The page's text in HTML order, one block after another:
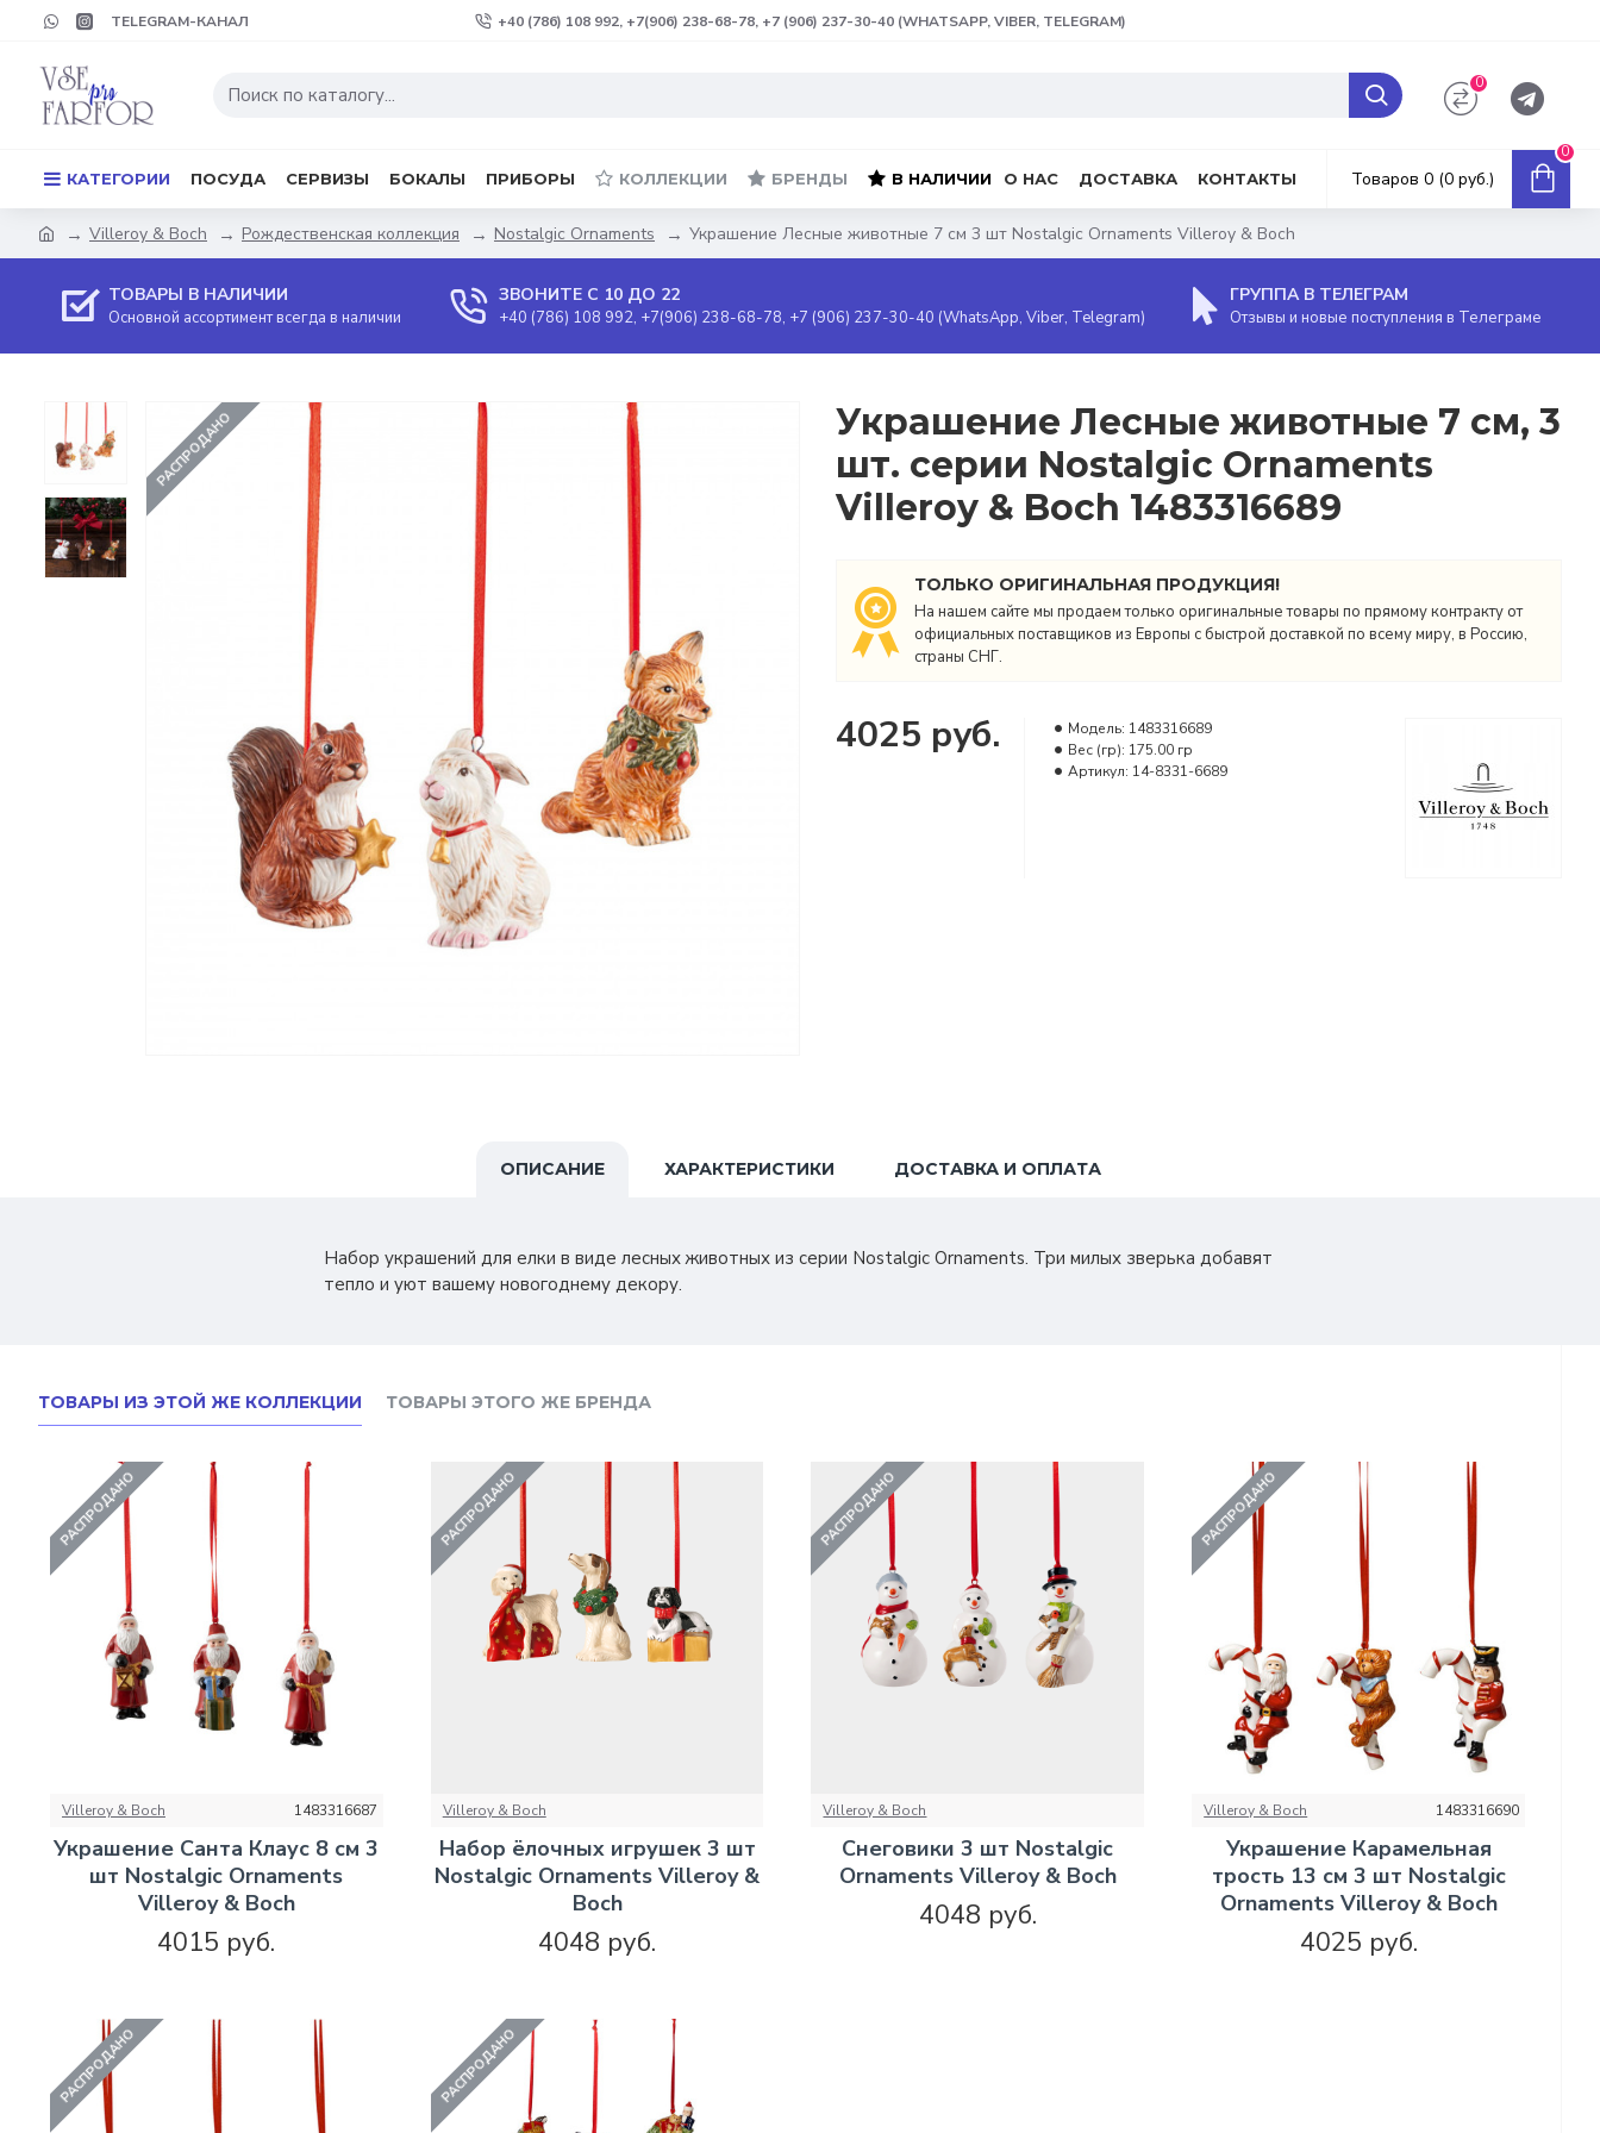
TELEGRAM-КАНАЛ +40 (786) 108 992, +7(906) 238-68-78, +7 (906) 237-30-40 (WHATSAPP, VIBER, TELEGRAM)
0
КАТЕГОРИИ ПОСУДА СЕРВИЗЫ БОКАЛЫ ПРИБОРЫ КОЛЛЕКЦИИ БРЕНДЫ В НАЛИЧИИ О НАС ДОСТАВКА КОНТАКТЫ Товаров 0 (0 руб.)
0
Villeroy & Boch Рождественская коллекция Nostalgic Ornaments Украшение Лесные животные 7 см 3 шт Nostalgic Ornaments Villeroy & Boch
ТОВАРЫ В НАЛИЧИИ
Основной ассортимент всегда в наличии
ЗВОНИТЕ С 10 ДО 22
+40 (786) 108 992, +7(906) 238-68-78, +7 (906) 237-30-40 (WhatsApp, Viber, Telegram)
ГРУППА В ТЕЛЕГРАМ
Отзывы и новые поступления в Телеграме
РАСПРОДАНО
Украшение Лесные животные 7 см, 3
шт. серии Nostalgic Ornaments
Villeroy & Boch 1483316689
ТОЛЬКО ОРИГИНАЛЬНАЯ ПРОДУКЦИЯ!
На нашем сайте мы продаем только оригинальные товары по прямому контракту от
официальных поставщиков из Европы с быстрой доставкой по всему миру, в Россию,
страны СНГ.
4025 руб. Модель: 1483316689
Вес (гр): 175.00 гр
Артикул: 14-8331-6689
ОПИСАНИЕ ХАРАКТЕРИСТИКИ ДОСТАВКА И ОПЛАТА
Набор украшений для елки в виде лесных животных из серии Nostalgic Ornaments. Три милых зверька добавят
тепло и уют вашему новогоднему декору.
ТОВАРЫ ИЗ ЭТОЙ ЖЕ КОЛЛЕКЦИИ ТОВАРЫ ЭТОГО ЖЕ БРЕНДА
РАСПРОДАНО
Villeroy & Boch 1483316687
Украшение Санта Клаус 8 см 3
шт Nostalgic Ornaments
Villeroy & Boch
4015 руб.
РАСПРОДАНО
Villeroy & Boch
Набор ёлочных игрушек 3 шт
Nostalgic Ornaments Villeroy &
Boch
4048 руб.
РАСПРОДАНО
Villeroy & Boch
Снеговики 3 шт Nostalgic
Ornaments Villeroy & Boch
4048 руб.
РАСПРОДАНО
Villeroy & Boch 1483316690
Украшение Карамельная
трость 13 см 3 шт Nostalgic
Ornaments Villeroy & Boch
4025 руб.
РАСПРОДАНО РАСПРОДАНО